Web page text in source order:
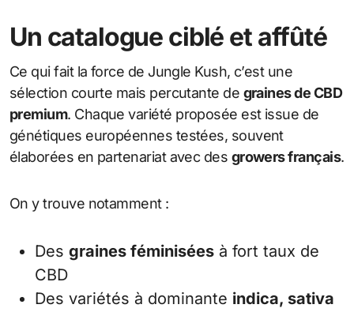
Un catalogue ciblé et affûté
Ce qui fait la force de Jungle Kush, c’est une
sélection courte mais percutante de graines de CBD
premium. Chaque variété proposée est issue de
génétiques européennes testées, souvent
élaborées en partenariat avec des growers français.
On y trouve notamment :
Des graines féminisées à fort taux de
CBD
Des variétés à dominante indica, sativa